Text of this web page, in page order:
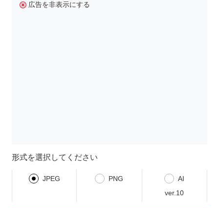
広告を非表示にする
形式を選択してください
JPEG PNG
AI
ver.10